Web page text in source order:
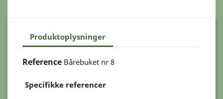
Produktoplysninger
Reference Bårebuket nr 8
Specifikke referencer